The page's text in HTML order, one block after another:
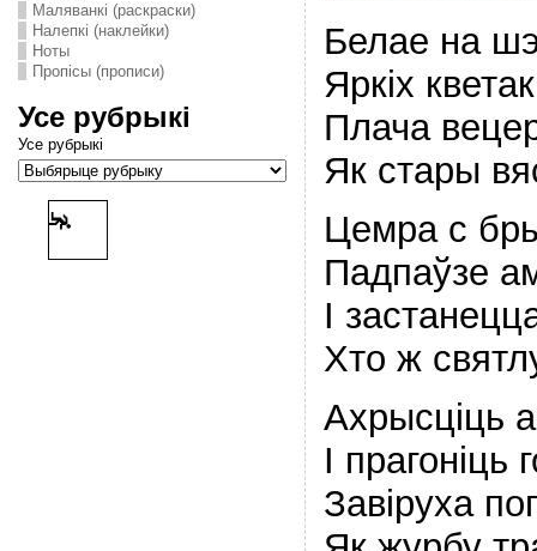
Маляванкі (раскраски)
Налепкі (наклейки)
Ноты
Пропісы (прописи)
Усе рубрыкі
Усе рубрыкі
Белае на
Яркiх
Плача
Як стары
Цемра с
Падпаўзе
I
Хто ж
Ахрысцiць
I прагонiць
Завiруха